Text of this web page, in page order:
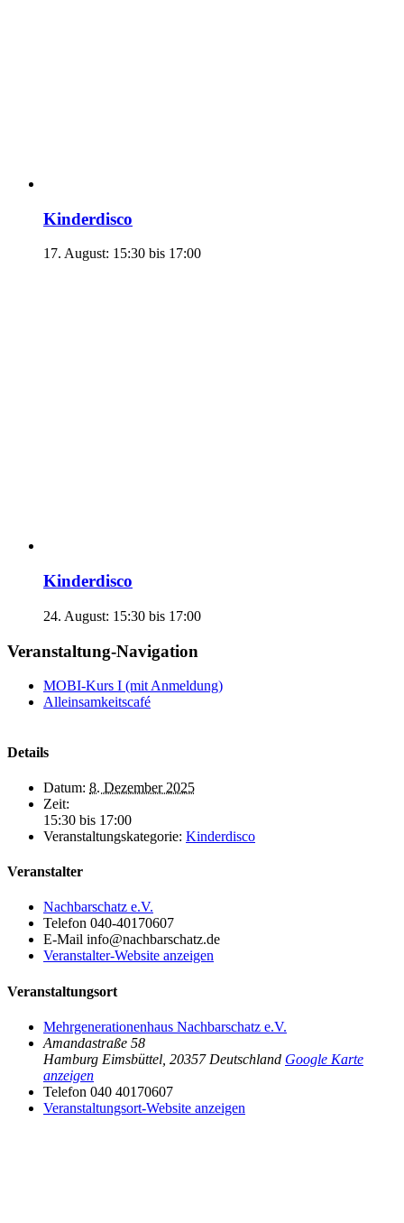
Kinderdisco
17. August: 15:30 bis 17:00
Kinderdisco
24. August: 15:30 bis 17:00
Veranstaltung-Navigation
MOBI-Kurs I (mit Anmeldung)
Alleinsamkeitscafé
Details
Datum: 8. Dezember 2025
Zeit:
15:30 bis 17:00
Veranstaltungskategorie: Kinderdisco
Veranstalter
Nachbarschatz e.V.
Telefon 040-40170607
E-Mail info@nachbarschatz.de
Veranstalter-Website anzeigen
Veranstaltungsort
Mehrgenerationenhaus Nachbarschatz e.V.
Amandastraße 58
Hamburg Eimsbüttel 20357 Deutschland Google Karte
anzeigen
Telefon 040 40170607
Veranstaltungsort-Website anzeigen